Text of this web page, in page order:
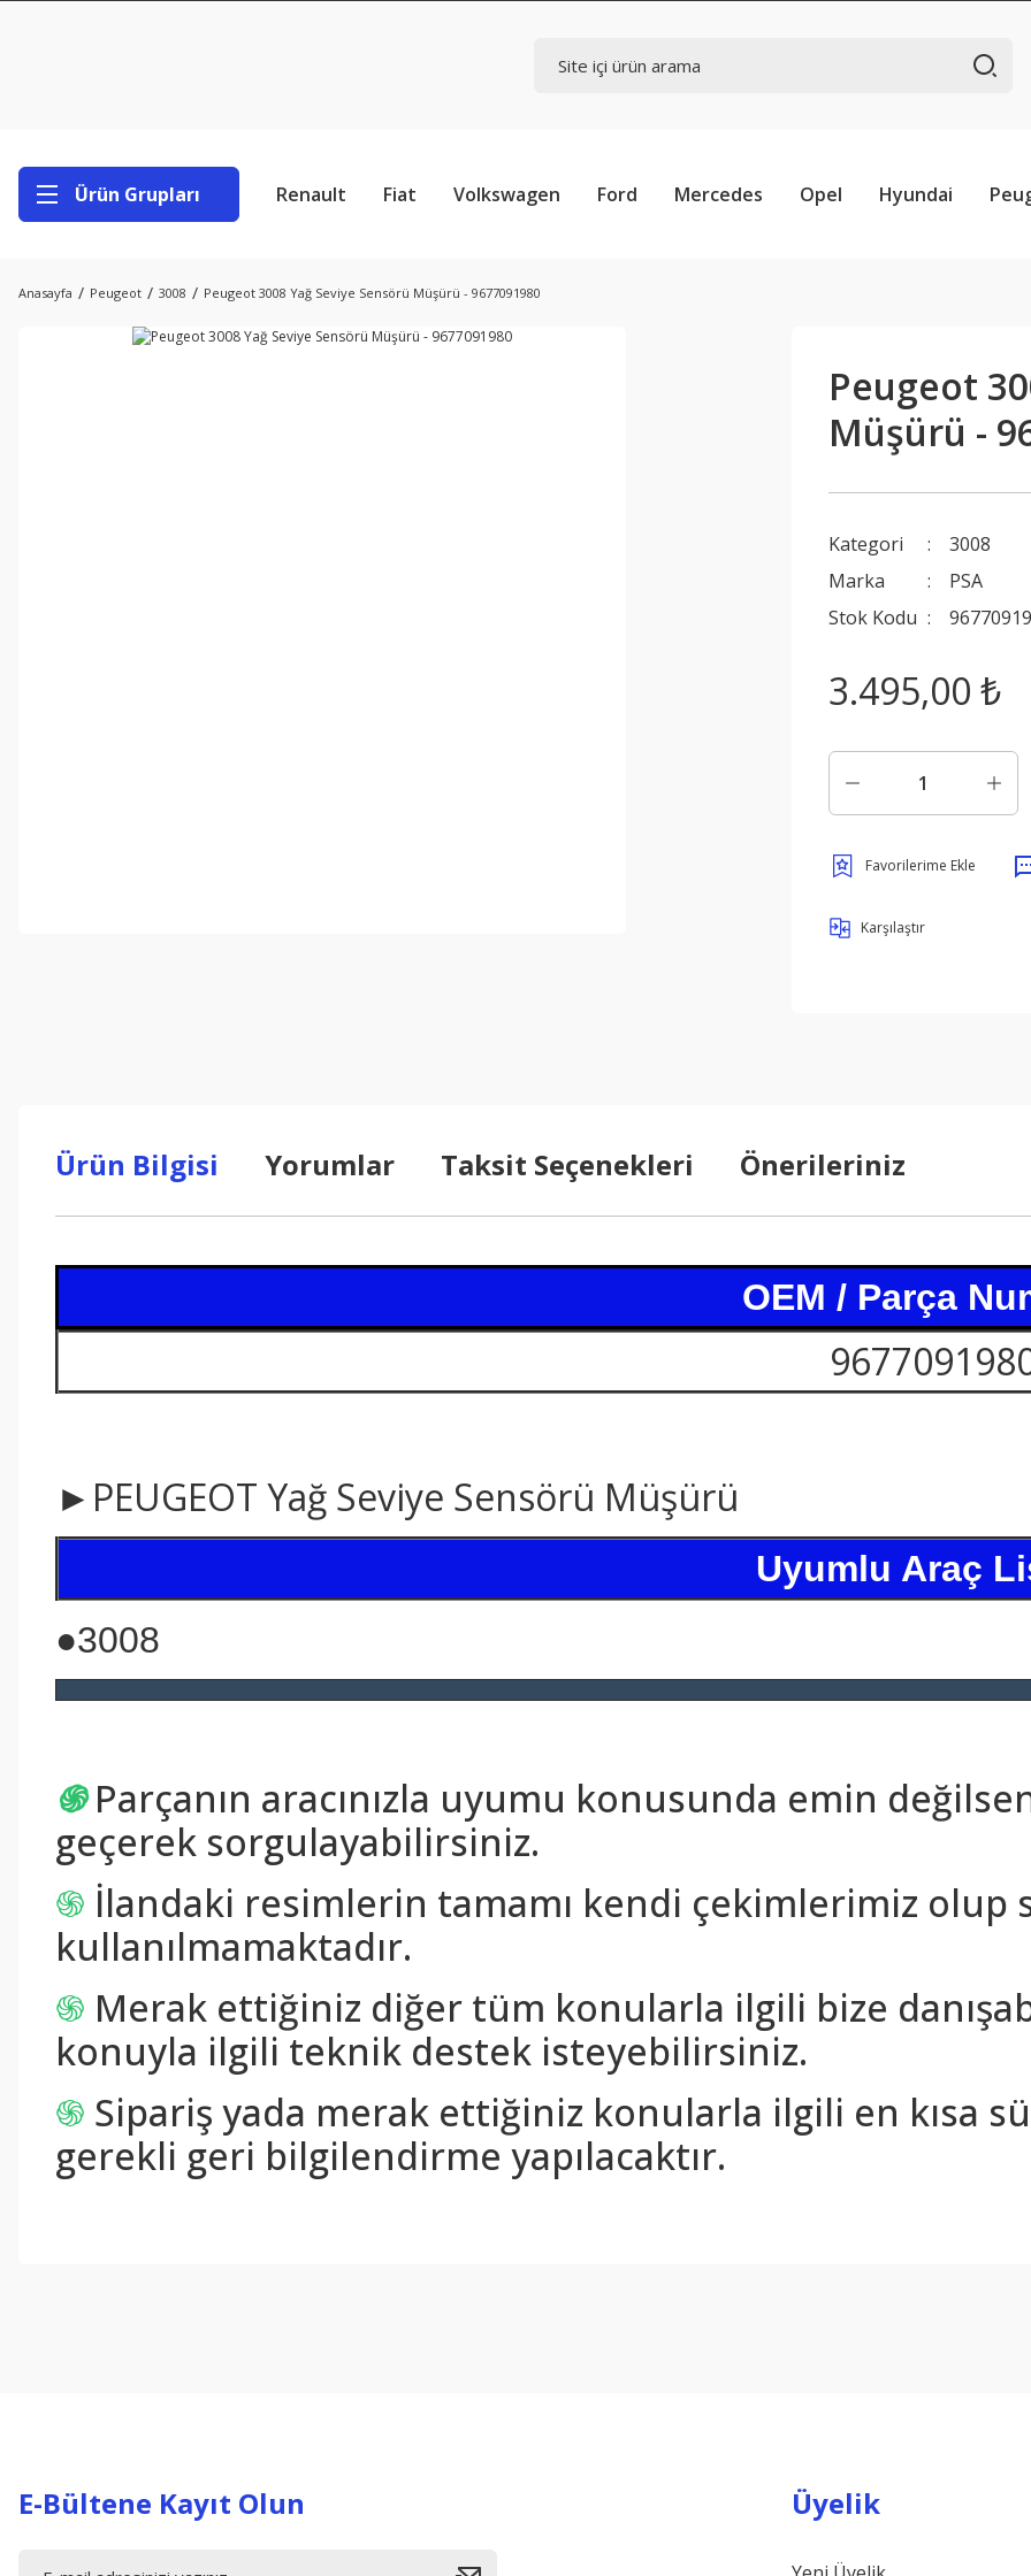
Ürün Grupları Renault Fiat Volkswagen Ford Mercedes Opel Hyundai
Anasayfa Peugeot 3008 Peugeot 3008 Yağ Seviye Sensörü Müşürü - 9677091980
Peugeot
Müşürü -
Kategori
3008
Marka
PSA
Stok Kodu
3.495,00 ₺
Karşılaştır
Ürün Bilgisi Yorumlar Taksit Seçenekleri Önerileriniz
OEM / Parça
►PEUGEOT Yağ Seviye Sensörü Müşürü
Uyumlu Araç
●3008
֍ Parçanın aracınızla uyumu konusunda emin
geçerek sorgulayabilirsiniz.
֍ İlandaki resimlerin tamamı kendi çekimlerimiz olup
kullanılmamaktadır.
֍ Merak ettiğiniz diğer tüm konularla ilgili bize
konuyla ilgili teknik destek isteyebilirsiniz.
֍ Sipariş yada merak ettiğiniz konularla ilgili en kısa
gerekli geri bilgilendirme yapılacaktır.
E-Bültene Kayıt Olun Üyelik